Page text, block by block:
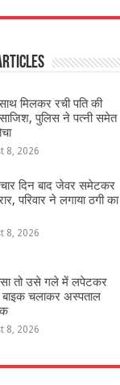
at
s
A
p
p
ss
n
g
e
itt
r
मिलकर रची पति की
साजिश, पुलिस ने पत्नी समेत
8, 2026
चार दिन बाद जेवर समेटकर
परिवार ने लगाया ठगी का
8, 2026
तो उसे गले में लपेटकर
बाइक चलाकर अस्पताल
8, 2026